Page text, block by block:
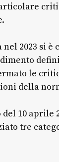
2023 si è
le
della
10 aprile
tre